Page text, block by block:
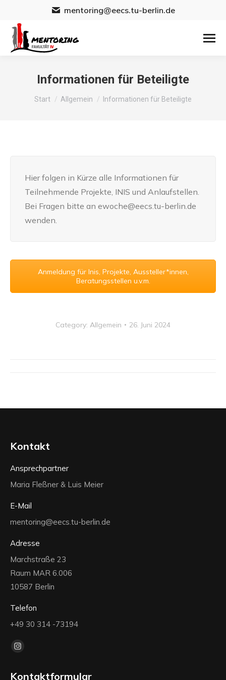
mentoring@eecs.tu-berlin.de
Informationen für Beteiligte
Sie befinden sich hier:
Start Allgemein Informationen für Beteiligte
Hier folgen in Kürze alle Informationen für
Teilnehmende Projekte, INIS und Anlaufstellen.
Bei Fragen bitte an ewoche@eecs.tu-berlin.de
wenden.
Anmeldung für Inis, Projekte, Aussteller*innen,
Beratungsstellen u.v.m.
Category: Allgemein 26. Juni 2024
Kontakt
Ansprechpartner
Maria Fleßner & Luis Meier
E-Mail
mentoring@eecs.tu-berlin.de
Adresse
Marchstraße 23
Raum MAR 6.006
10587 Berlin
Telefon
+49 30 314 -73194
Finden Sie uns auf:
Instagram
opens
Kontaktformular